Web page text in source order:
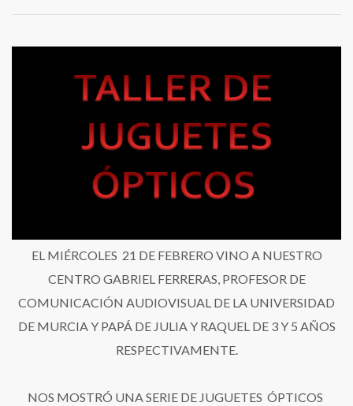
EL MIÉRCOLES 21 DE FEBRERO VINO A NUESTRO
CENTRO GABRIEL FERRERAS, PROFESOR DE
COMUNICACIÓN AUDIOVISUAL DE LA UNIVERSIDAD
DE MURCIA Y PAPÁ DE JULIA Y RAQUEL DE 3 Y 5 AÑOS
RESPECTIVAMENTE.
NOS MOSTRÓ UNA SERIE DE JUGUETES ÓPTICOS